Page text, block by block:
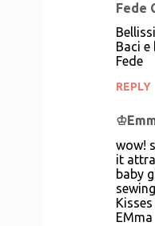
Fede
Baci
Fede
REPLY
wow!
it
baby
EMma